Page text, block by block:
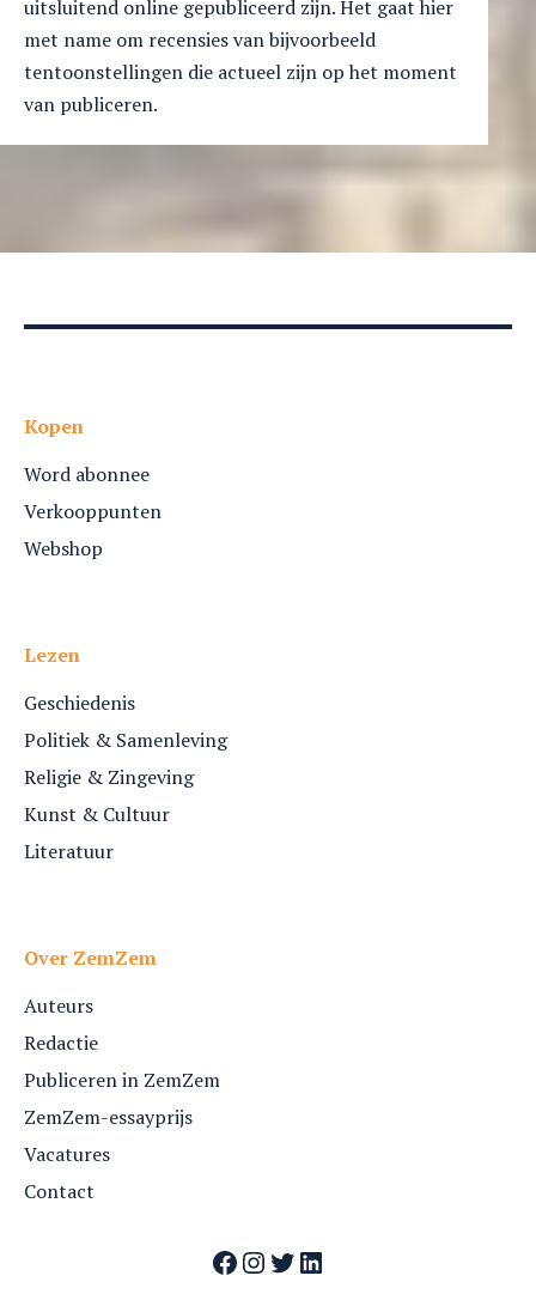
uitsluitend online gepubliceerd zijn. Het gaat hier
met name om recensies van bijvoorbeeld
tentoonstellingen die actueel zijn op het moment
van publiceren.
Kopen
Word abonnee
Verkooppunten
Webshop
Lezen
Geschiedenis
Politiek & Samenleving
Religie & Zingeving
Kunst & Cultuur
Literatuur
Over ZemZem
Auteurs
Redactie
Publiceren in ZemZem
ZemZem-essayprijs
Vacatures
Contact
Facebook
Instagram
Twitter
LinkedIn